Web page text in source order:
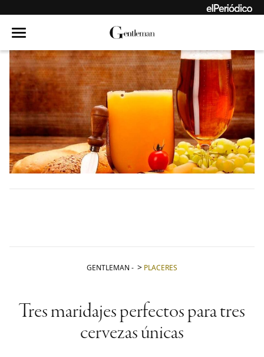
GENTLEMAN - PLACERES
Tres maridajes perfectos para tres
cervezas únicas